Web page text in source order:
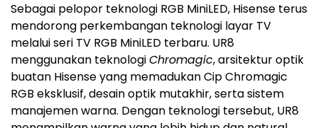
Sebagai pelopor teknologi RGB MiniLED, Hisense terus
mendorong perkembangan teknologi layar TV
melalui seri TV RGB MiniLED terbaru. UR8
menggunakan teknologiChromagic, arsitektur optik
buatan Hisense yang memadukan Cip Chromagic
RGB eksklusif, desain optik mutakhir, serta sistem
manajemen warna. Dengan teknologi tersebut, UR8